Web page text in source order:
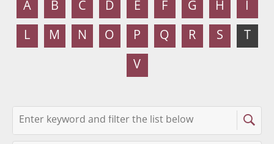
A B C D E F G H I
L M N O P Q R S T
V